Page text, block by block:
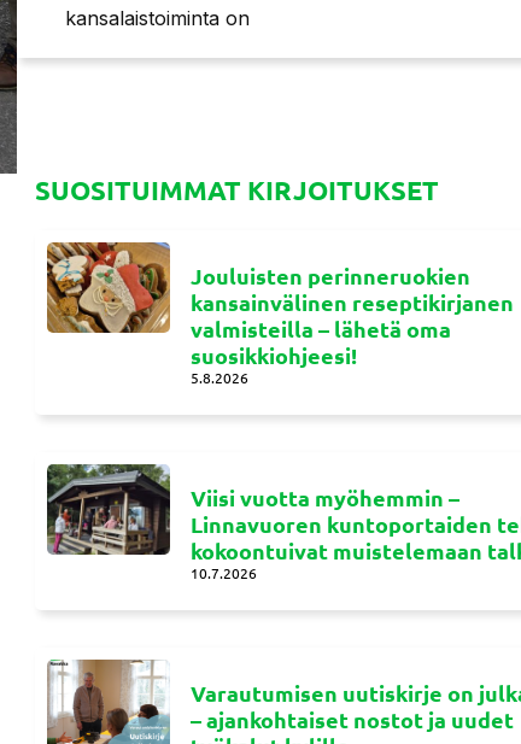
kansalaistoiminta on
SUOSITUIMMAT KIRJOITUKSET
Jouluisten perinneruokien
kansainvälinen reseptikirjanen
valmisteilla – lähetä oma
suosikkiohjeesi!
5.8.2026
Viisi vuotta myöhemmin –
Linnavuoren kuntoportaiden
kokoontuivat muistelemaan
10.7.2026
Varautumisen uutiskirje on
– ajankohtaiset nostot ja uudet